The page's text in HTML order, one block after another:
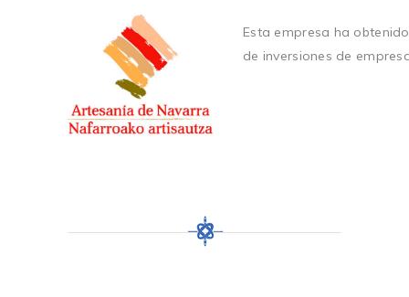
Esta empresa ha
de inversiones de